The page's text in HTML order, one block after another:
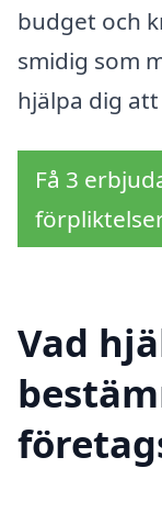
budget och
smidig som
hjälpa dig
Få 3
Vad